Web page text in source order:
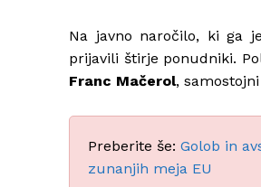
Na javno naročilo, ki ga
prijavili štirje ponudniki.
Franc Mačerol,
Preberite še: Golob in
zunanjih meja EU